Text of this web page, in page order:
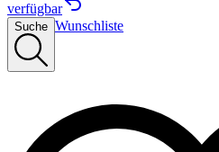
verfügbar
Suche Wunschliste